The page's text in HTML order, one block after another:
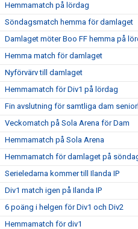
Hemmamatch på lördag
Söndagsmatch hemma för damlaget
Damlaget möter Boo FF hemma på
Hemma match för damlaget
Nyförvärv till damlaget
Hemmamatch för Div1 på lördag
Fin avslutning för samtliga dam
Veckomatch på Sola Arena för Dam
Hemmamatch på Sola Arena
Hemmamatch för damlaget på
Serieledarna kommer till Ilanda IP
Div1 match igen på Ilanda IP
6 poäng i helgen för Div1 och Div2
Hemmamatch för div1